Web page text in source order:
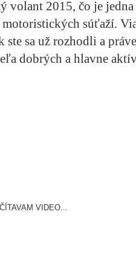
volant 2015, čo je jedna
súťaží.
ste sa už rozhodli a
dobrých a hlavne
VIDEO...